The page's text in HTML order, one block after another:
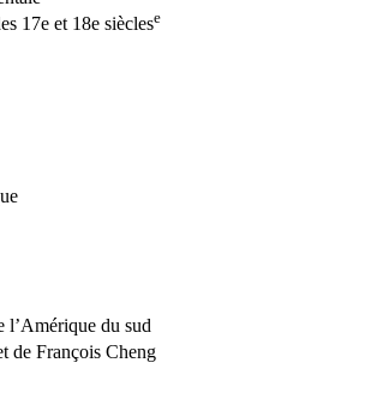
17e et 18e sièclese
l’Amérique du sud
de François Cheng